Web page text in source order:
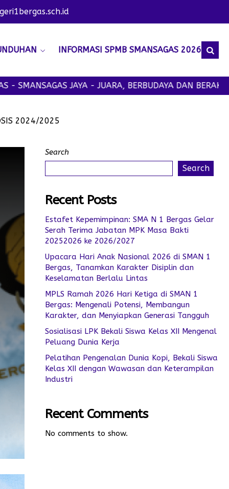
INFORMASI SPMB SMANSAGAS 2026
JAYA - JUARA, BERBUDAYA DAN BERAKHLAK MULIA
2024/2025
Search
Search
Recent Posts
Estafet Kepemimpinan: SMA N 1 Bergas Gelar
Serah Terima Jabatan MPK Masa Bakti
20252026 ke 2026/2027
Upacara Hari Anak Nasional 2026 di SMAN 1
Bergas, Tanamkan Karakter Disiplin dan
Keselamatan Berlalu Lintas
MPLS Ramah 2026 Hari Ketiga di SMAN 1
Bergas: Mengenali Potensi, Membangun
Karakter, dan Menyiapkan Generasi Tangguh
Sosialisasi LPK Bekali Siswa Kelas XII Mengenal
Peluang Dunia Kerja
Pelatihan Pengenalan Dunia Kopi, Bekali Siswa
Kelas XII dengan Wawasan dan Keterampilan
Industri
Recent Comments
No comments to show.